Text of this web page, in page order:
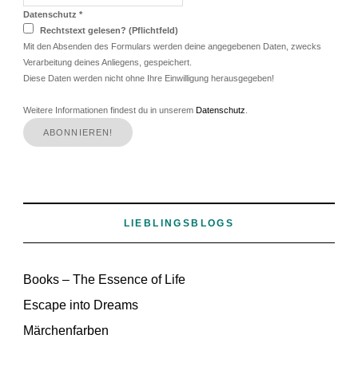
Datenschutz *
Rechtstext gelesen? (Pflichtfeld)
Mit den Absenden des Formulars werden deine angegebenen Daten, zwecks
Verarbeitung deines Anliegens, gespeichert.
Diese Daten werden nicht ohne Ihre Einwilligung herausgegeben!
Weitere Informationen findest du in unserem Datenschutz
LIEBLINGSBLOGS
Books – The Essence of Life
Escape into Dreams
Märchenfarben